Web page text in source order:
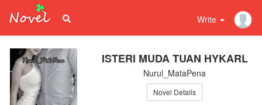
Write
ISTERI MUDA TUAN HYKARL
Nurul_MataPena
Novel Details